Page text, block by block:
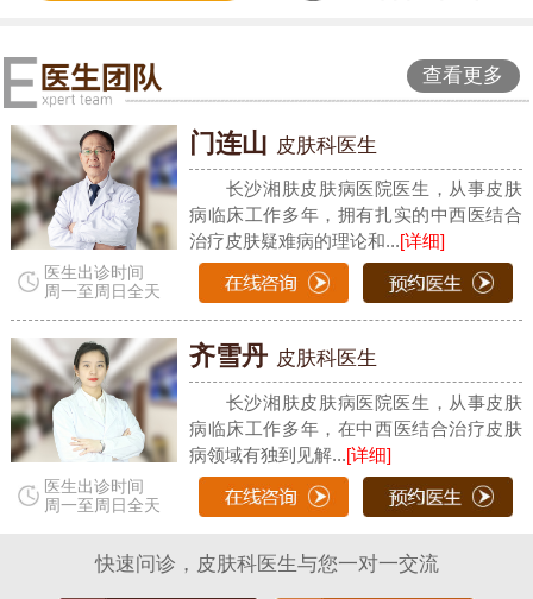
查看更多
医生出诊时间
周一至周日全天
门连山 皮肤科医生
长沙湘肤皮肤病医院医生，从事皮肤
病临床工作多年，拥有扎实的中西医结合
治疗皮肤疑难病的理论和...[详细]
医生出诊时间
周一至周日全天
齐雪丹 皮肤科医生
长沙湘肤皮肤病医院医生，从事皮肤
病临床工作多年，在中西医结合治疗皮肤
病领域有独到见解...[详细]
快速问诊，皮肤科医生与您一对一交流